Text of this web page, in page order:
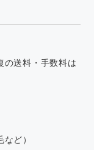
の送料・手数料は
ど）